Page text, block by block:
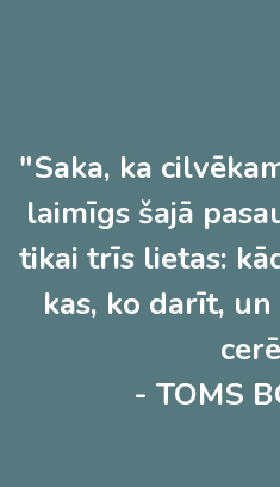
"Saka, ka
laimīgs šajā
tikai trīs lietas:
kas, ko darīt,
- TOMS